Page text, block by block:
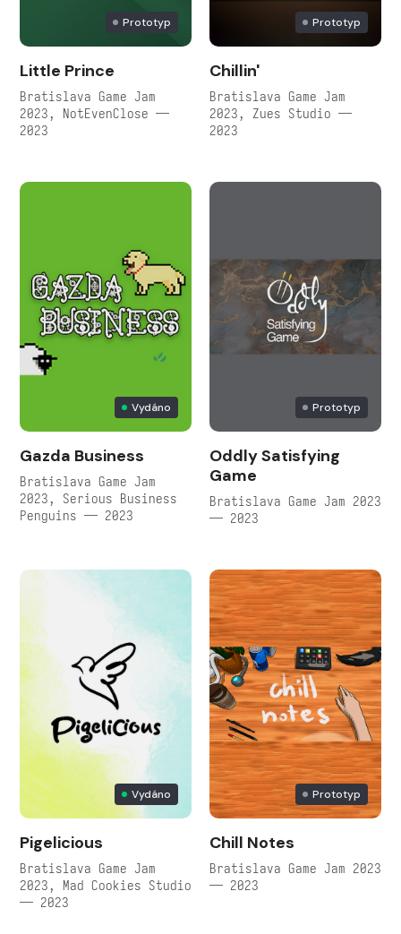
Prototyp
Little Prince
Bratislava Game Jam
2023, NotEvenClose —
2023
Prototyp
Chillin'
Bratislava Game Jam
2023, Zues Studio —
2023
Vydáno
Gazda Business
Bratislava Game Jam
2023, Serious Business
Penguins — 2023
Prototyp
Oddly Satisfying
Game
Bratislava Game Jam 2023
— 2023
Vydáno
Pigelicious
Bratislava Game Jam
2023, Mad Cookies Studio
— 2023
Prototyp
Chill Notes
Bratislava Game Jam 2023
— 2023